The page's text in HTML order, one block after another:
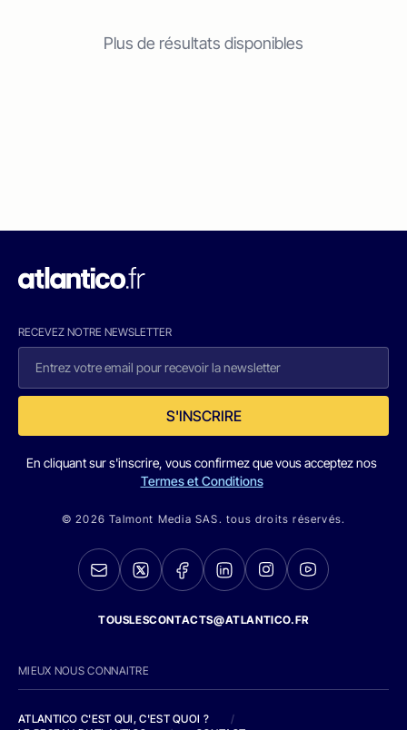
Plus de résultats disponibles
RECEVEZ NOTRE NEWSLETTER
S'INSCRIRE
En cliquant sur s'inscrire, vous confirmez que vous acceptez nos
Termes et Conditions
© 2026 Talmont Media SAS. tous droits réservés.
TOUSLESCONTACTS@ATLANTICO.FR
MIEUX NOUS CONNAITRE
ATLANTICO C'EST QUI, C'EST QUOI ?
/